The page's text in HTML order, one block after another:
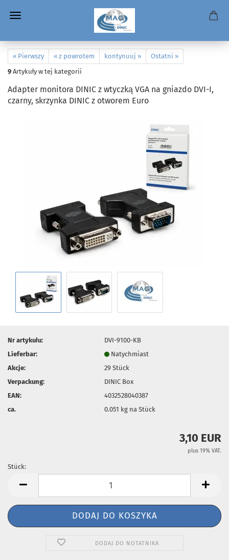
« Pierwszy « z powrotem kontynuuj »
Ostatni »
9 Artykuły w tej kategorii
Adapter monitora DINIC z wtyczką VGA na gniazdo DVI-I,
czarny, skrzynka DINIC z otworem Euro
Nr artykułu:
DVI-9100-KB
Lieferbar:
Natychmiast
Akcje:
29Stück
Verpackung:
DINIC Box
EAN:
4032528040387
ca.
0.051 kg na Stück
3,10 EUR
plus 19% VAT.
Stück:
DODAJ DO NOTATNIKA